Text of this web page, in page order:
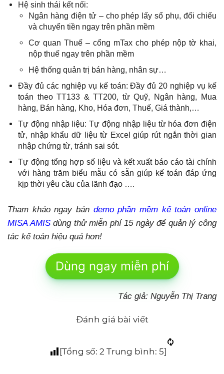
Hệ sinh thái kết nối:
Ngân hàng điện tử – cho phép lấy sổ phụ, đối chiếu
và chuyển tiền ngay trên phần mềm
Cơ quan Thuế – cổng mTax cho phép nộp tờ khai,
nộp thuế ngay trên phần mềm
Hệ thống quản trị bán hàng, nhân sự…
Đầy đủ các nghiệp vụ kế toán: Đầy đủ 20 nghiệp vụ kế
toán theo TT133 & TT200, từ Quỹ, Ngân hàng, Mua
hàng, Bán hàng, Kho, Hóa đơn, Thuế, Giá thành,…
Tự động nhập liệu: Tự động nhập liệu từ hóa đơn điện
tử, nhập khẩu dữ liệu từ Excel giúp rút ngắn thời gian
nhập chứng từ, tránh sai sót.
Tự động tổng hợp số liệu và kết xuất báo cáo tài chính
với hàng trăm biểu mẫu có sẵn giúp kế toán đáp ứng
kịp thời yêu cầu của lãnh đạo ….
Tham khảo ngay bản demo phần mềm kế toán online
MISA AMISdùng thử miễn phí 15 ngày để quản lý công
tác kế toán hiệu quả hơn!
Dùng ngay miễn phí
Tác giả: Nguyễn Thị Trang
Đánh giá bài viết
[Tổng số: 2 Trung bình: 5]